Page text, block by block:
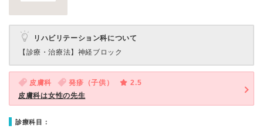
リハビリテーション科について
【診療・治療法】 神経ブロック
皮膚科 発疹（子供）
2.5
皮膚科は女性の先生
診療科目：